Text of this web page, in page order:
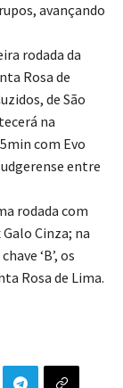
avançando
rodada da
Rosa de
de São
na
com Evo
entre
rodada com
Cinza; na
‘B’, os
Rosa de Lima.